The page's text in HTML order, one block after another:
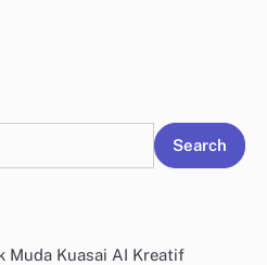
Search
Muda Kuasai AI Kreatif